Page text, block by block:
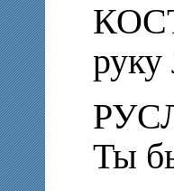
Ты